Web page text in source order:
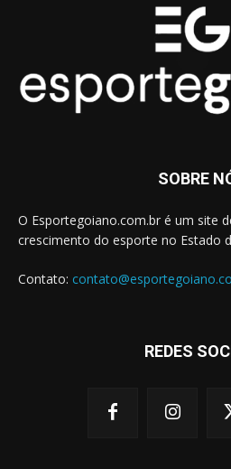
SOBRE
O Esportegoiano.com.br é um site
crescimento do esporte no Estado
Contato:
REDES